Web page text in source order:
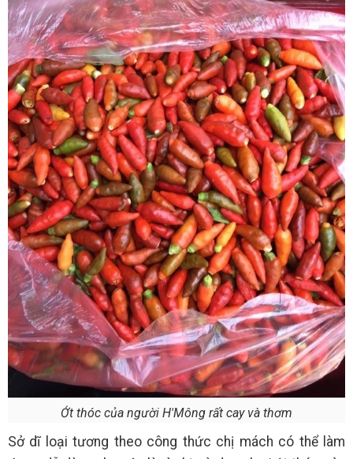
Ớt thóc của người H'Mông rất cay và thơm
Sở dĩ loại tương theo công thức chị mách có thể làm